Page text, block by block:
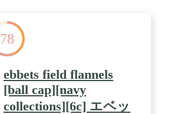
78
ebbets field flannels
[ball cap][navy
collections][6c] エベッ